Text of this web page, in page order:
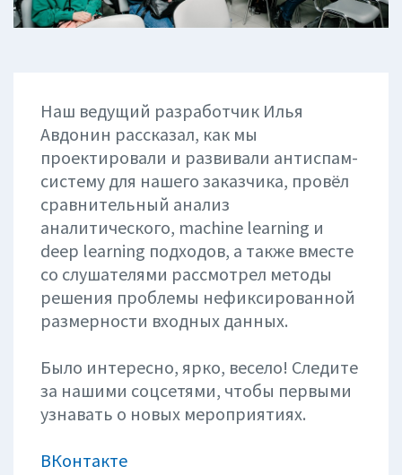
Наш ведущий разработчик Илья
Авдонин рассказал, как мы
проектировали и развивали антиспам-
систему для нашего заказчика, провёл
сравнительный анализ
аналитического, machine learning и
deep learning подходов, а также вместе
со слушателями рассмотрел методы
решения проблемы нефиксированной
размерности входных данных.
Было интересно, ярко, весело! Следите
за нашими соцсетями, чтобы первыми
узнавать о новых мероприятиях.
ВКонтакте